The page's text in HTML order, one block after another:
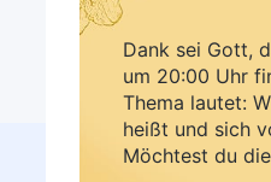
Dank sei Gott,
um 20:00 Uhr
Thema lautet:
heißt und sich
Möchtest du